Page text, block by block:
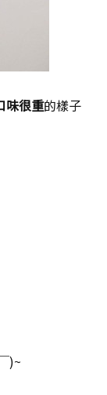
味很重的樣子
)~